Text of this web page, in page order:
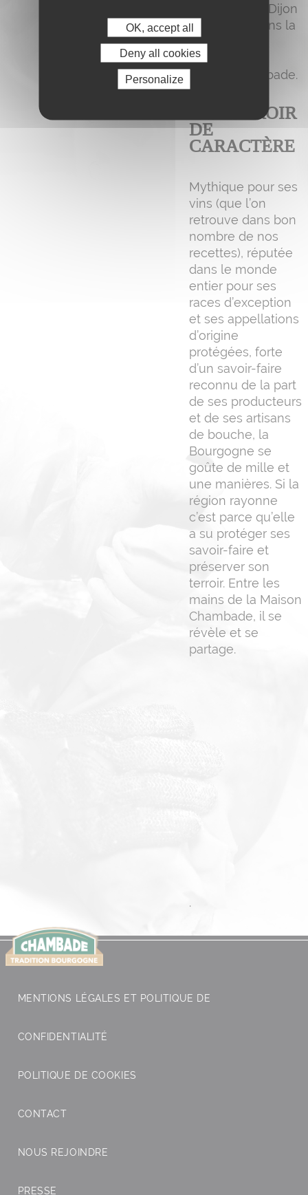
moutarde de Dijon
qui s’invite dans la
recette des
andouillettes
signée Chambade.
UN TERROIR
DE
CARACTÈRE
Mythique pour ses
vins (que l’on
retrouve dans bon
nombre de nos
recettes), réputée
dans le monde
entier pour ses
races d’exception
et ses appellations
d’origine
protégées, forte
d’un savoir-faire
reconnu de la part
de ses producteurs
et de ses artisans
de bouche, la
Bourgogne se
goûte de mille et
une manières. Si la
région rayonne
c’est parce qu’elle
a su protéger ses
savoir-faire et
préserver son
terroir. Entre les
mains de la Maison
Chambade, il se
révèle et se
partage.
.
MENTIONS LÉGALES ET POLITIQUE DE
CONFIDENTIALITÉ
POLITIQUE DE COOKIES
CONTACT
NOUS REJOINDRE
PRESSE
OK, accept all
Deny all cookies
Personalize